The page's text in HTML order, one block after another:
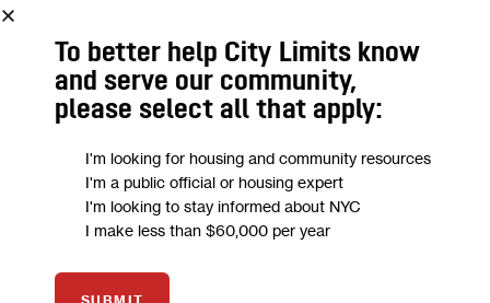
PODCAST: ¿Por qué hubo más de
3.000 muertes en exceso en Puerto
Rico en 2022?
Puerto Rico lleva más de dos décadas bregando con una
crisis en el sistema de salud, sus instituciones hospitalarias y
recientemente la pandemia de COVID, y en 2022 hubo unas…
DANIEL PARRA 0
To better help City Limits know
and serve our community,
please select all that apply:
I'm looking for housing and community resources
I'm a public official or housing expert
I'm looking to stay informed about NYC
I make less than $60,000 per year
SUBMIT